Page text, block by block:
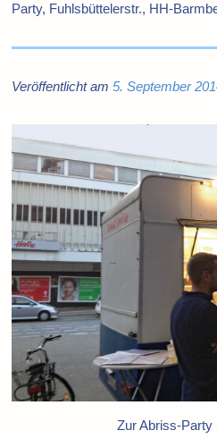
Party, Fuhlsbüttelerstr., HH-
Veröffentlicht am5. September
Zur Abriss-Party